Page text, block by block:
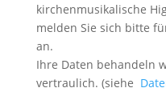
kirchenmusikalische
melden Sie sich bitte
an.
Ihre Daten behandeln
vertraulich. (siehe